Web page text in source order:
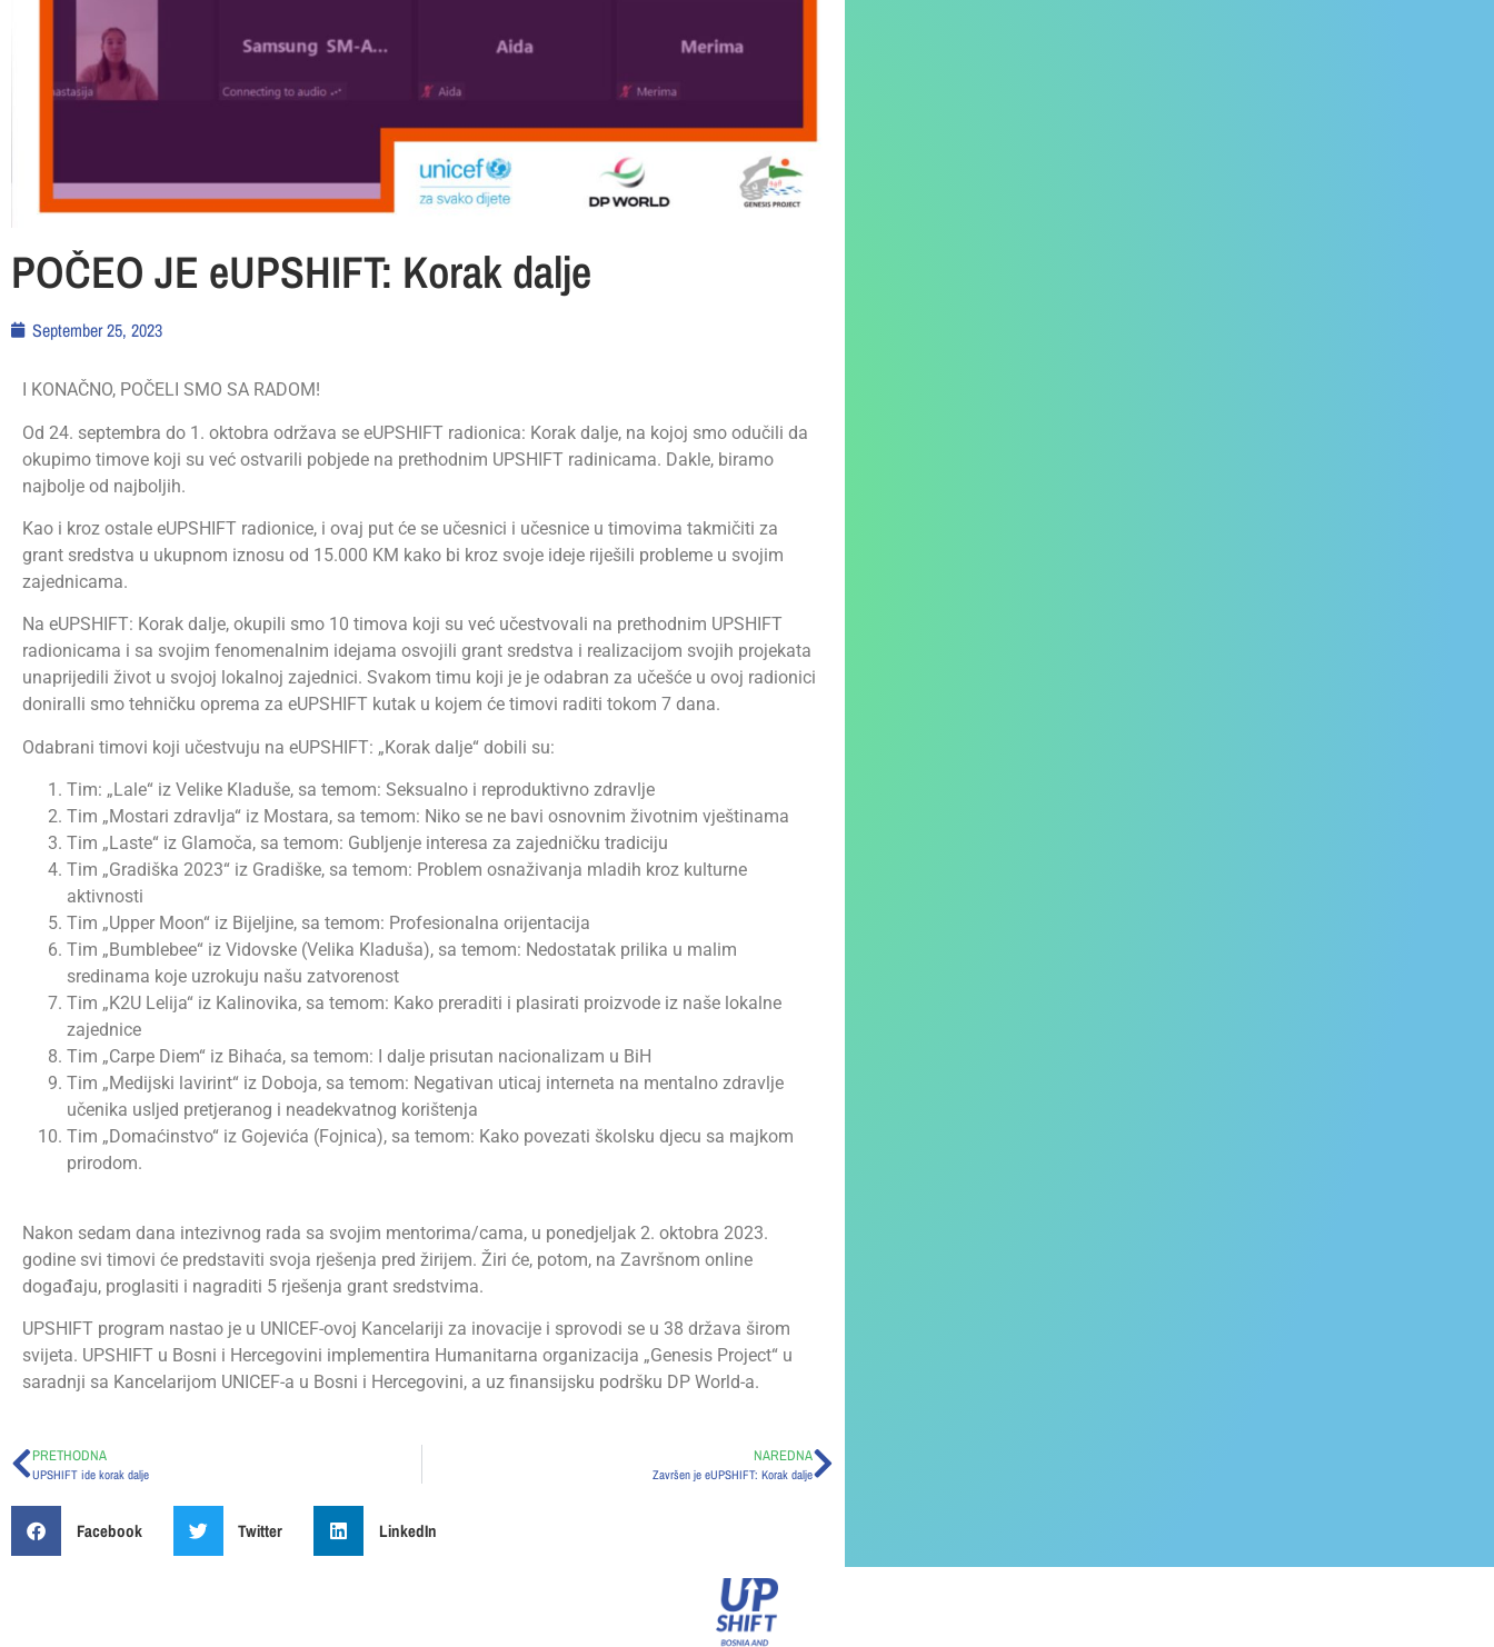
POČEO JE eUPSHIFT: Korak dalje
September 25, 2023
I KONAČNO, POČELI SMO SA RADOM!
Od 24. septembra do 1. oktobra održava se eUPSHIFT radionica: Korak dalje, na kojoj smo odučili da
okupimo timove koji su već ostvarili pobjede na prethodnim UPSHIFT radinicama. Dakle, biramo
najbolje od najboljih.
Kao i kroz ostale eUPSHIFT radionice, i ovaj put će se učesnici i učesnice u timovima takmičiti za
grant sredstva u ukupnom iznosu od 15.000 KM kako bi kroz svoje ideje riješili probleme u svojim
zajednicama.
Na eUPSHIFT: Korak dalje, okupili smo 10 timova koji su već učestvovali na prethodnim UPSHIFT
radionicama i sa svojim fenomenalnim idejama osvojili grant sredstva i realizacijom svojih projekata
unaprijedili život u svojoj lokalnoj zajednici. Svakom timu koji je je odabran za učešće u ovoj radionici
doniralli smo tehničku oprema za eUPSHIFT kutak u kojem će timovi raditi tokom 7 dana.
Odabrani timovi koji učestvuju na eUPSHIFT: „Korak dalje“ dobili su:
Tim: „Lale“ iz Velike Kladuše, sa temom: Seksualno i reproduktivno zdravlje
Tim „Mostari zdravlja“ iz Mostara, sa temom: Niko se ne bavi osnovnim životnim vještinama
Tim „Laste“ iz Glamoča, sa temom: Gubljenje interesa za zajedničku tradiciju
Tim „Gradiška 2023“ iz Gradiške, sa temom: Problem osnaživanja mladih kroz kulturne
aktivnosti
Tim „Upper Moon“ iz Bijeljine, sa temom: Profesionalna orijentacija
Tim „Bumblebee“ iz Vidovske (Velika Kladuša), sa temom: Nedostatak prilika u malim
sredinama koje uzrokuju našu zatvorenost
Tim „K2U Lelija“ iz Kalinovika, sa temom: Kako preraditi i plasirati proizvode iz naše lokalne
zajednice
Tim „Carpe Diem“ iz Bihaća, sa temom: I dalje prisutan nacionalizam u BiH
Tim „Medijski lavirint“ iz Doboja, sa temom: Negativan uticaj interneta na mentalno zdravlje
učenika usljed pretjeranog i neadekvatnog korištenja
Tim „Domaćinstvo“ iz Gojevića (Fojnica), sa temom: Kako povezati školsku djecu sa majkom
prirodom.
Nakon sedam dana intezivnog rada sa svojim mentorima/cama, u ponedjeljak 2. oktobra 2023.
godine svi timovi će predstaviti svoja rješenja pred žirijem. Žiri će, potom, na Završnom online
događaju, proglasiti i nagraditi 5 rješenja grant sredstvima.
UPSHIFT program nastao je u UNICEF-ovoj Kancelariji za inovacije i sprovodi se u 38 država širom
svijeta. UPSHIFT u Bosni i Hercegovini implementira Humanitarna organizacija „Genesis Project“ u
saradnji sa Kancelarijom UNICEF-a u Bosni i Hercegovini, a uz finansijsku podršku DP World-a.
PRETHODNA
UPSHIFT ide korak dalje
NAREDNA
Završen je eUPSHIFT: Korak dalje
Facebook Twitter LinkedIn